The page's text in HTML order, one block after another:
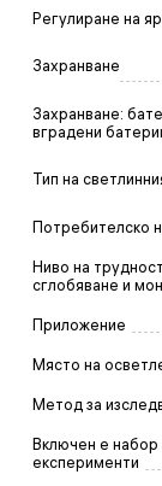
Регулиране на
Захранване
Захранване:
вградени
Тип на
Потребителско
Ниво на
сглобяване и
Приложение
Място на
Метод за
Включен е набор
експерименти